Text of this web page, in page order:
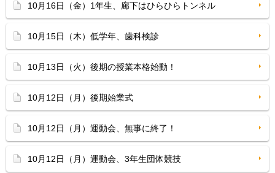
10月16日（金）1年生、廊下はひらひらトンネル
10月15日（木）低学年、歯科検診
10月13日（火）後期の授業本格始動！
10月12日（月）後期始業式
10月12日（月）運動会、無事に終了！
10月12日（月）運動会、3年生団体競技